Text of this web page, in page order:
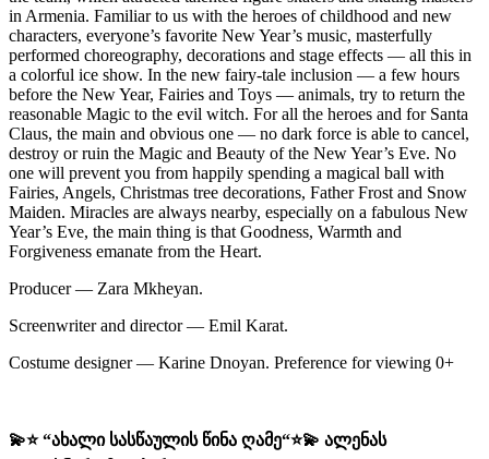
in Armenia. Familiar to us with the heroes of childhood and new
characters, everyone’s favorite New Year’s music, masterfully
performed choreography, decorations and stage effects — all this in
a colorful ice show. In the new fairy-tale inclusion — a few hours
before the New Year, Fairies and Toys — animals, try to return the
reasonable Magic to the evil witch. For all the heroes and for Santa
Claus, the main and obvious one — no dark force is able to cancel,
destroy or ruin the Magic and Beauty of the New Year’s Eve. No
one will prevent you from happily spending a magical ball with
Fairies, Angels, Christmas tree decorations, Father Frost and Snow
Maiden. Miracles are always nearby, especially on a fabulous New
Year’s Eve, the main thing is that Goodness, Warmth and
Forgiveness emanate from the Heart.
Producer — Zara Mkheyan.
Screenwriter and director — Emil Karat.
Costume designer — Karine Dnoyan. Preference for viewing 0+
💫⭐️ “ახალი სასწაულის წინა ღამე“⭐️💫 ალენას